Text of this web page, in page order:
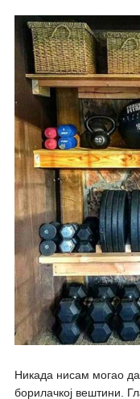
Никада нисам могао
борилачкој вештини.